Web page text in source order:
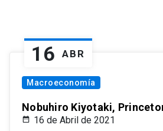
16 ABR
Macroeconomía
Nobuhiro Kiyotaki,
16 de Abril de 2021